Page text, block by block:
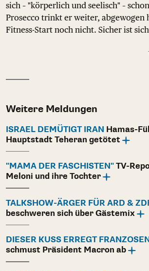
sich – "körperlich und seelisch" –
Prosecco trinkt er weiter, abgewogen
Fitness-Start noch nicht. Sicher ist
Weitere Meldungen
ISRAEL DEMÜTIGT IRAN Hamas-
Hauptstadt Teheran getötet
"MAMA DER FASCHISTEN" TV-
Meloni und ihre Tochter
TALKSHOW-ÄRGER FÜR ARD &
beschweren sich über Gästemix
DIESER KUSS ERREGT
schmust Präsident Macron ab